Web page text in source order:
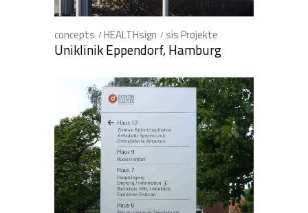
concepts HEALTHsign sis Projekte
Uniklinik Eppendorf, Hamburg